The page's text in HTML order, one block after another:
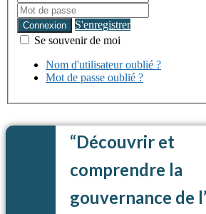
Connexion
S'enregistrer
Se souvenir de moi
Nom d'utilisateur oublié ?
Mot de passe oublié ?
“Découvrir et
comprendre la
gouvernance de